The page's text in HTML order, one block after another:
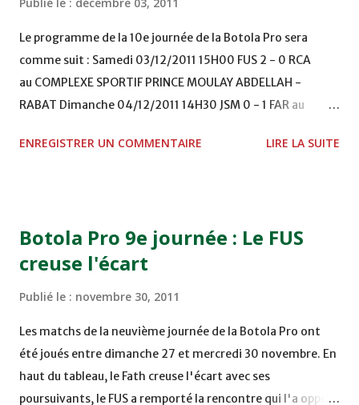
Publié le : décembre 03, 2011
Le programme de la 10e journée de la Botola Pro sera
comme suit : Samedi 03/12/2011 15H00 FUS 2 - 0 RCA
au COMPLEXE SPORTIF PRINCE MOULAY ABDELLAH -
RABAT Dimanche 04/12/2011 14H30 JSM 0 - 1 FAR au
TERRAIN EL ABDI - EL JADIDA 16h30 OCK 0 - 1 HUSA
Mardi 06/12/2011 15H00 WAF - OCS au COMPLEXE SPORTIF
DE FES - FES WAC - MAS Reporté pour cause de finale de la
ENREGISTRER UN COMMENTAIRE LIRE LA SUITE
Botola Pro 9e journée : Le FUS
creuse l'écart
Publié le : novembre 30, 2011
Les matchs de la neuvième journée de la Botola Pro ont
été joués entre dimanche 27 et mercredi 30 novembre. En
haut du tableau, le Fath creuse l'écart avec ses
poursuivants, le FUS a remporté la rencontre qui l'a opposé